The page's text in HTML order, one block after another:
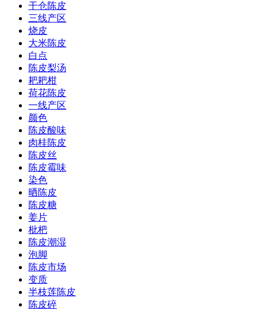
干仓陈皮
三线产区
烧皮
大米陈皮
白点
陈皮梨汤
耙耙柑
荷花陈皮
一线产区
颜色
陈皮酸味
肉桂陈皮
陈皮丝
陈皮霉味
染色
晒陈皮
陈皮糖
姜片
枇杷
陈皮潮湿
泡脚
陈皮市场
变质
半枝莲陈皮
陈皮碎